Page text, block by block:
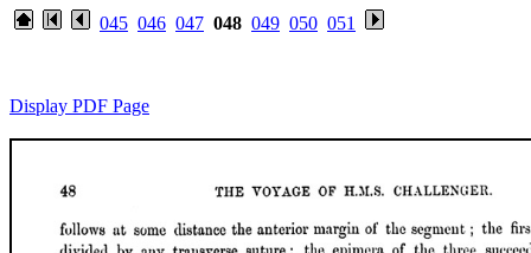
045 046 047 048 049 050 051
Display PDF Page